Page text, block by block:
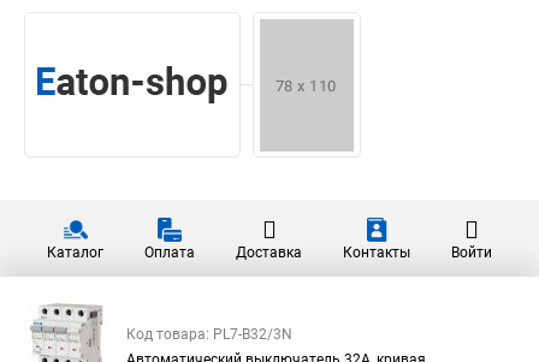
Каталог Оплата Доставка Контакты Войти
Код товара: PL7-B32/3N